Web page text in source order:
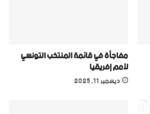
مفاجأة في قائمة المنتخب التونسي
ﻷمم إفريقيا
ديسمبر 11, 2025